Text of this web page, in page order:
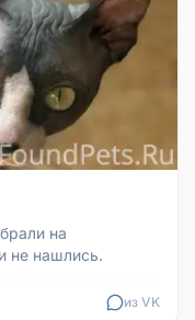
на
не нашлись.
из VK